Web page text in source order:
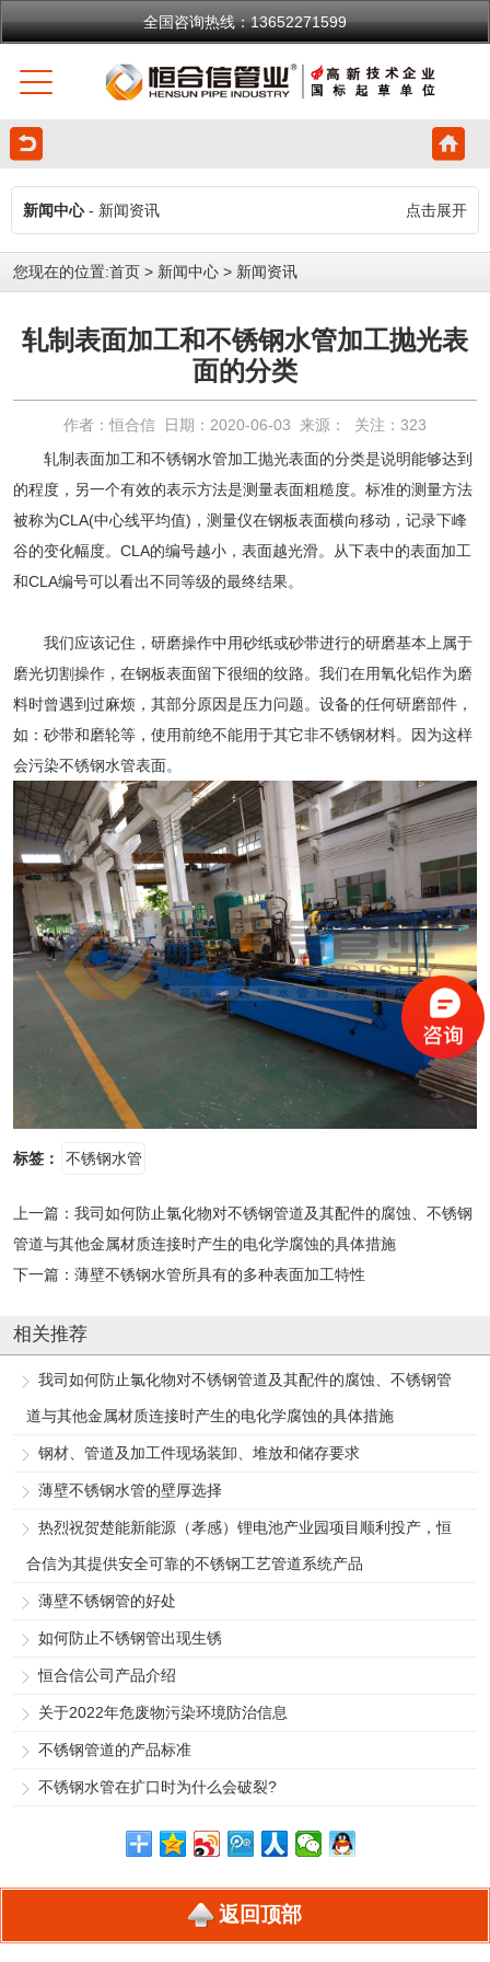
全国咨询热线：13652271599
新闻中心- 新闻资讯 点击展开
您现在的位置:首页 > 新闻中心 > 新闻资讯
轧制表面加工和不锈钢水管加工抛光表
面的分类
作者：恒合信 日期：2020-06-03 来源： 关注： 323
轧制表面加工和不锈钢水管加工抛光表面的分类是说明能够达到
的程度，另一个有效的表示方法是测量表面粗糙度。标准的测量方法
被称为CLA(中心线平均值)，测量仪在钢板表面横向移动，记录下峰
谷的变化幅度。CLA的编号越小，表面越光滑。从下表中的表面加工
和CLA编号可以看出不同等级的最终结果。
我们应该记住，研磨操作中用砂纸或砂带进行的研磨基本上属于
磨光切割操作，在钢板表面留下很细的纹路。我们在用氧化铝作为磨
料时曾遇到过麻烦，其部分原因是压力问题。设备的任何研磨部件，
如：砂带和磨轮等，使用前绝不能用于其它非不锈钢材料。因为这样
会污染不锈钢水管表面。
标签： 不锈钢水管
上一篇： 我司如何防止氯化物对不锈钢管道及其配件的腐蚀、不锈钢
管道与其他金属材质连接时产生的电化学腐蚀的具体措施
下一篇： 薄壁不锈钢水管所具有的多种表面加工特性
相关推荐
我司如何防止氯化物对不锈钢管道及其配件的腐蚀、不锈钢管
道与其他金属材质连接时产生的电化学腐蚀的具体措施
钢材、管道及加工件现场装卸、堆放和储存要求
薄壁不锈钢水管的壁厚选择
热烈祝贺楚能新能源（孝感）锂电池产业园项目顺利投产，恒
合信为其提供安全可靠的不锈钢工艺管道系统产品
薄壁不锈钢管的好处
如何防止不锈钢管出现生锈
恒合信公司产品介绍
关于2022年危废物污染环境防治信息
不锈钢管道的产品标准
不锈钢水管在扩口时为什么会破裂?
返回顶部